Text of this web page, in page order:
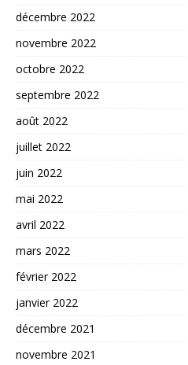
décembre 2022
novembre 2022
octobre 2022
septembre 2022
août 2022
juillet 2022
juin 2022
mai 2022
avril 2022
mars 2022
février 2022
janvier 2022
décembre 2021
novembre 2021